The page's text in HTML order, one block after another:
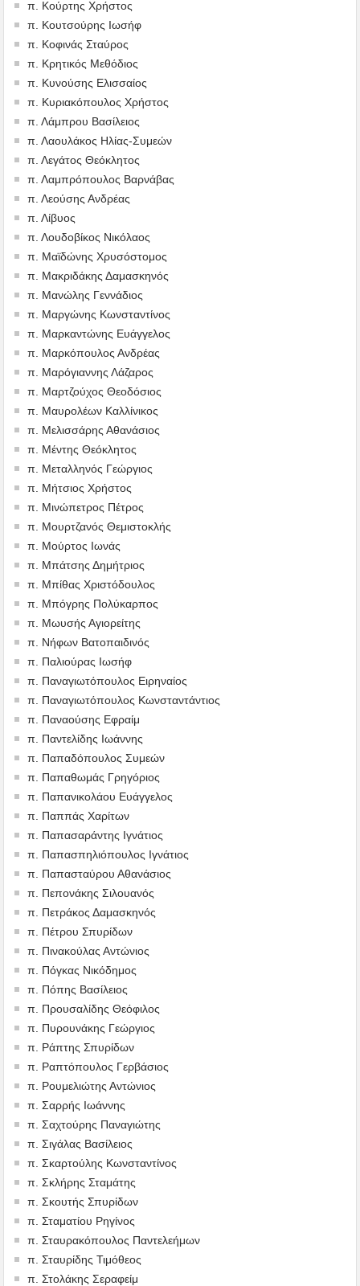
π. Κούρτης Χρήστος
π. Κουτσούρης Ιωσήφ
π. Κοφινάς Σταύρος
π. Κρητικός Μεθόδιος
π. Κυνούσης Ελισσαίος
π. Κυριακόπουλος Χρήστος
π. Λάμπρου Βασίλειος
π. Λαουλάκος Ηλίας-Συμεών
π. Λεγάτος Θεόκλητος
π. Λαμπρόπουλος Βαρνάβας
π. Λεούσης Ανδρέας
π. Λίβυος
π. Λουδοβίκος Νικόλαος
π. Μαϊδώνης Χρυσόστομος
π. Μακριδάκης Δαμασκηνός
π. Μανώλης Γεννάδιος
π. Μαργώνης Κωνσταντίνος
π. Μαρκαντώνης Ευάγγελος
π. Μαρκόπουλος Ανδρέας
π. Μαρόγιαννης Λάζαρος
π. Μαρτζούχος Θεοδόσιος
π. Μαυρολέων Καλλίνικος
π. Μελισσάρης Αθανάσιος
π. Μέντης Θεόκλητος
π. Μεταλληνός Γεώργιος
π. Μήτσιος Χρήστος
π. Μινώπετρος Πέτρος
π. Μουρτζανός Θεμιστοκλής
π. Μούρτος Ιωνάς
π. Μπάτσης Δημήτριος
π. Μπίθας Χριστόδουλος
π. Μπόγρης Πολύκαρπος
π. Μωυσής Αγιορείτης
π. Νήφων Βατοπαιδινός
π. Παλιούρας Ιωσήφ
π. Παναγιωτόπουλος Ειρηναίος
π. Παναγιωτόπουλος Κωνσταντάντιος
π. Παναούσης Εφραίμ
π. Παντελίδης Ιωάννης
π. Παπαδόπουλος Συμεών
π. Παπαθωμάς Γρηγόριος
π. Παπανικολάου Ευάγγελος
π. Παππάς Χαρίτων
π. Παπασαράντης Ιγνάτιος
π. Παπασπηλιόπουλος Ιγνάτιος
π. Παπασταύρου Αθανάσιος
π. Πεπονάκης Σιλουανός
π. Πετράκος Δαμασκηνός
π. Πέτρου Σπυρίδων
π. Πινακούλας Αντώνιος
π. Πόγκας Νικόδημος
π. Πόπης Βασίλειος
π. Προυσαλίδης Θεόφιλος
π. Πυρουνάκης Γεώργιος
π. Ράπτης Σπυρίδων
π. Ραπτόπουλος Γερβάσιος
π. Ρουμελιώτης Αντώνιος
π. Σαρρής Ιωάννης
π. Σαχτούρης Παναγιώτης
π. Σιγάλας Βασίλειος
π. Σκαρτούλης Κωνσταντίνος
π. Σκλήρης Σταμάτης
π. Σκουτής Σπυρίδων
π. Σταματίου Ρηγίνος
π. Σταυρακόπουλος Παντελεήμων
π. Σταυρίδης Τιμόθεος
π. Στολάκης Σεραφείμ